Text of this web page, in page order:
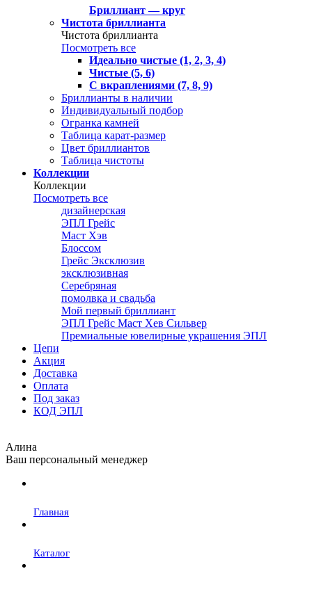
Бриллиант — круг
Чистота бриллианта
Чистота бриллианта
Посмотреть все
Идеально чистые (1, 2, 3, 4)
Чистые (5, 6)
С вкраплениями (7, 8, 9)
Бриллианты в наличии
Индивидуальный подбор
Огранка камней
Таблица карат-размер
Цвет бриллиантов
Таблица чистоты
Коллекции
Коллекции
Посмотреть все
дизайнерская
ЭПЛ Грейс
Маст Хэв
Блоссом
Грейс Эксклюзив
эксклюзивная
Серебряная
помолвка и свадьба
Мой первый бриллиант
ЭПЛ Грейс Маст Хев Сильвер
Премиальные ювелирные украшения ЭПЛ
Цепи
Акция
Доставка
Оплата
Под заказ
КОД ЭПЛ
Алина
Ваш персональный менеджер
Главная
Каталог